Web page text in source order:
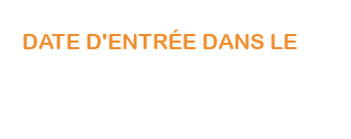
DATE D'ENTRÉE DANS LE